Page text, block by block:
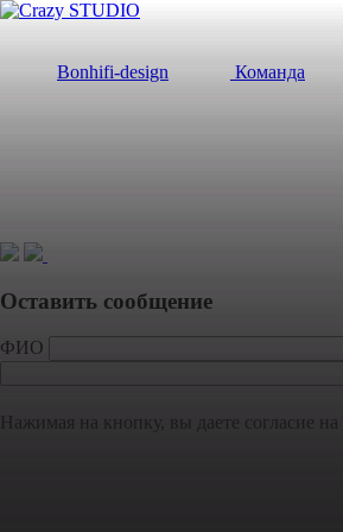
Bonhifi-design Команда
Оставить сообщение
ФИО
Нажимая на кнопку, вы даете согласие на